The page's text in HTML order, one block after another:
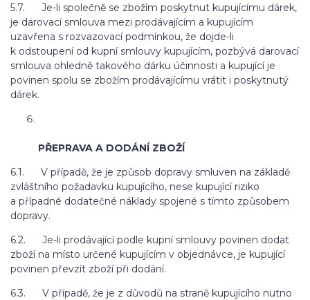
5.7. Je-li společně se zbožím poskytnut kupujícímu dárek,
je darovací smlouva mezi prodávajícím a kupujícím
uzavřena s rozvazovací podmínkou, že dojde-li
k odstoupení od kupní smlouvy kupujícím, pozbývá darovací
smlouva ohledně takového dárku účinnosti a kupující je
povinen spolu se zbožím prodávajícímu vrátit i poskytnutý
dárek.
PŘEPRAVA A DODÁNÍ ZBOŽÍ
6.1. V případě, že je způsob dopravy smluven na základě
zvláštního požadavku kupujícího, nese kupující riziko
a případné dodatečné náklady spojené s tímto způsobem
dopravy.
6.2. Je-li prodávající podle kupní smlouvy povinen dodat
zboží na místo určené kupujícím v objednávce, je kupující
povinen převzít zboží při dodání.
6.3. V případě, že je z důvodů na straně kupujícího nutno